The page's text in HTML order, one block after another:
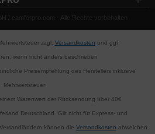
/ camforpro.com - Alle Rechte vorbehalten
zzgl. Versandkosten und ggf.
wenn nicht anders beschrieben
Preisempfehlung des Herstellers inklusive
Mehrwertsteuer
Warenwert der Rücksendung über 40€
Deutschland. Gilt nicht für Express- und
können die Versandkosten abweichen.